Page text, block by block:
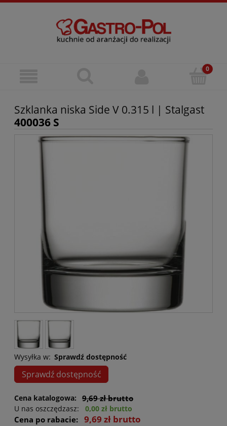
Szklanka niska Side V 0.315 l | Stalgast
400036 S
Wysyłka w: Sprawdź dostępność
Sprawdź dostępność
Cena katalogowa: 9,69 zł brutto
U nas oszczędzasz: 0,00 zł brutto
Cena po rabacie: 9,69 zł brutto